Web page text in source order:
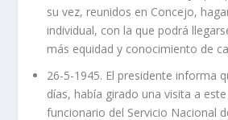
su vez, reunidos en Concejo,
individual, con la que podrá
más equidad y conocimiento de
26-5-1945. El presidente informa
días, había girado una visita a
funcionario del Servicio Nacional